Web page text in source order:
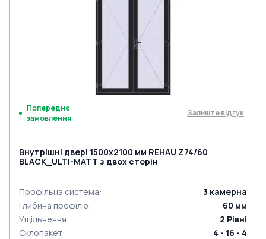
Попереднє
замовлення
Залиште відгук
Внутрішні двері 1500x2100 мм REHAU Z74/60
BLACK_ULTI-MATT з двох сторін
Профільна система: 3 камерна
Глибина профілю: 60 мм
Ущільнення: 2 Рівні
Склопакет: 4 - 16 - 4